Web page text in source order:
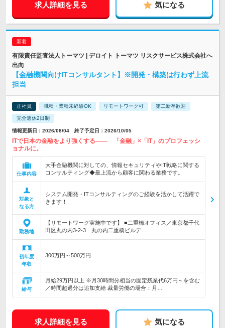
求人詳細を見る 気になる
有限責任監査法人トーマツ | デロイト トーマツ リスクサービス株式会社へ
出向
【金融機関向けITコンサルタント】※開発・構築は行わず上流
担当
正社員 職種・業種未経験OK リモートワーク可 第二新卒歓迎
完全週休2日制
情報更新日：2026/08/04 終了予定日：2026/10/05
ITで日本の金融をより強くする―― 「金融」×「IT」のプロフェッシ
ョナルに。
仕事内容
大手金融機関に対しての、情報セキュリティやIT戦略に関する
コンサルティング◆最上流から顧客に関わる業務です。
対象と
なる方
システム開発・ITコンサルティングのご経験を活かして活躍で
きます！
勤務地
【リモートワーク実施中です】 ■二重橋オフィス／東京都千代
田区丸の内3-2-3 丸の内二重橋ビルデ…
初年度
年収
300万円～500万円
給与
月給29万円以上 ※月30時間分相当の固定残業代6万円～を含む
／時間超過分は追加支給 裁量労働の場合：月…
求人詳細を見る 気になる